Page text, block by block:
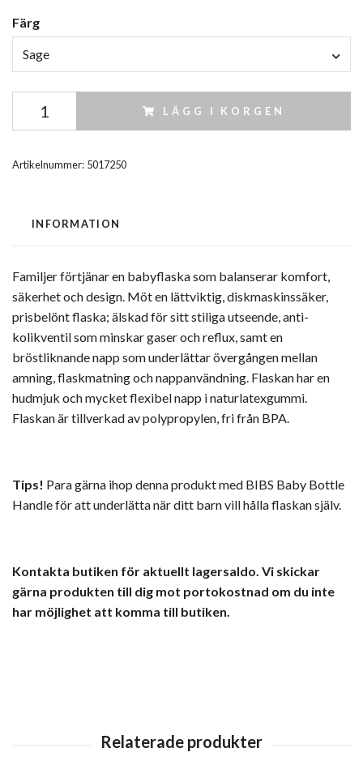
Färg
Sage
LÄGG I KORGEN
Artikelnummer: 5017250
INFORMATION
Familjer förtjänar en babyflaska som balanserar komfort,
säkerhet och design. Möt en lättviktig, diskmaskinssäker,
prisbelönt flaska; älskad för sitt stiliga utseende, anti-
kolikventil som minskar gaser och reflux, samt en
bröstliknande napp som underlättar övergången mellan
amning, flaskmatning och nappanvändning. Flaskan har en
hudmjuk och mycket flexibel napp i naturlatexgummi.
Flaskan är tillverkad av polypropylen, fri från BPA.
Tips! Para gärna ihop denna produkt med BIBS Baby Bottle
Handle för att underlätta när ditt barn vill hålla flaskan själv.
Kontakta butiken för aktuellt lagersaldo. Vi skickar
gärna produkten till dig mot portokostnad om du inte
har möjlighet att komma till butiken.